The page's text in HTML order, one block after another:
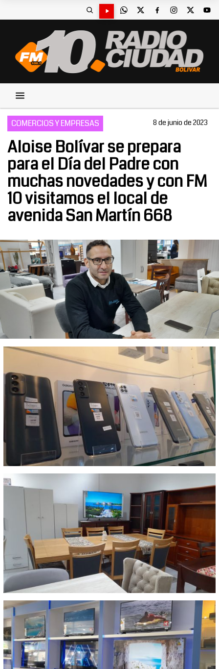
COMERCIOS Y EMPRESAS 8 de junio de 2023
Aloise Bolívar se prepara
para el Día del Padre con
muchas novedades y con FM
10 visitamos el local de
avenida San Martín 668